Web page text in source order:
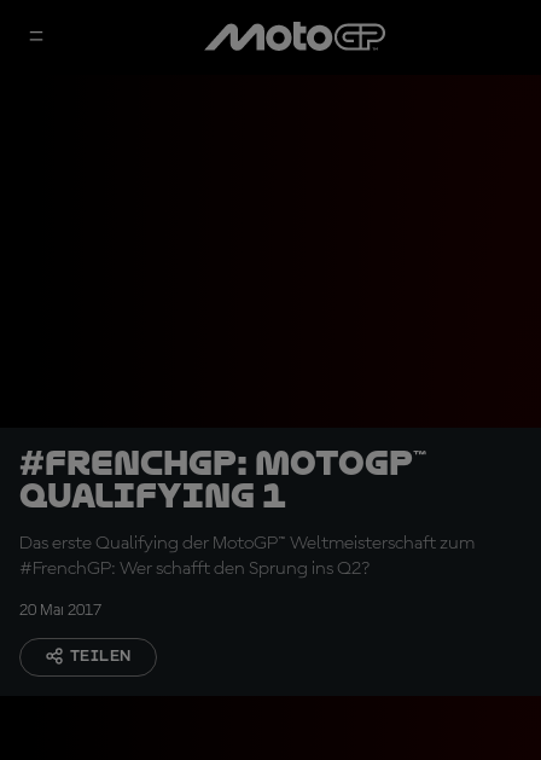
#FrenchGP: MotoGP™
Qualifying 1
Das erste Qualifying der MotoGP™ Weltmeisterschaft zum
#FrenchGP: Wer schafft den Sprung ins Q2?
20 Mai 2017
TEILEN